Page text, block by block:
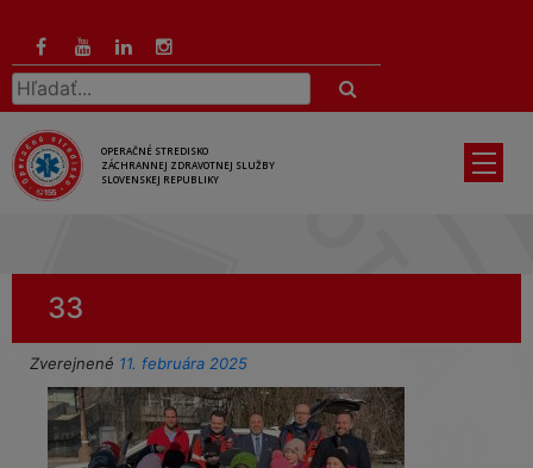
hlavný
obsah
Hľadať:
OPERAČNÉ STREDISKO
ZÁCHRANNEJ ZDRAVOTNEJ SLUŽBY
SLOVENSKEJ REPUBLIKY
33
Zverejnené 11. februára 2025